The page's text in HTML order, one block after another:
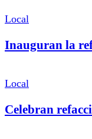
Local
Inauguran la
Local
Celebran